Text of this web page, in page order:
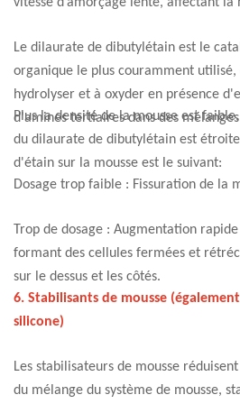
Le dilaurate de dibutylétain est le
organique le plus couramment
hydrolyser et à oxyder en présence
d'amines tertiaires dans des
Plus la densité de la mousse est
du dilaurate de dibutylétain est
d'étain sur la mousse est le suivant:
Dosage trop faible : Fissuration de la
Trop de dosage : Augmentation
formant des cellules fermées et
sur le dessus et les côtés.
6. Stabilisants de mousse
silicone)
Les stabilisateurs de mousse
du mélange du système de mousse,